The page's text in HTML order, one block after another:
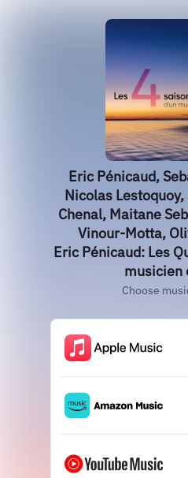
Eric Pénicaud,
Nicolas
Chenal, Maitane
Vinour-Motta,
Eric Pénicaud: Les
musicien
Choose